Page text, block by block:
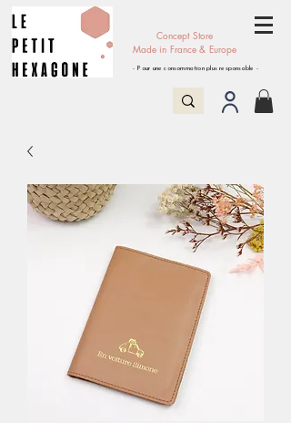
Concept Store
Made in France & Europe
- Pour une consommation plus responsable -